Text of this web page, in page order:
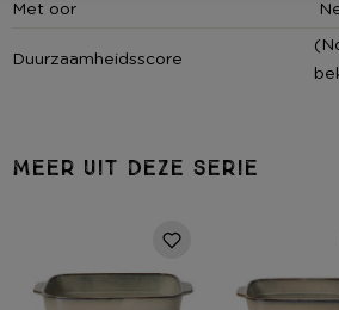
Met oor
Duurzaamheidsscore
MEER UIT DEZE SERIE